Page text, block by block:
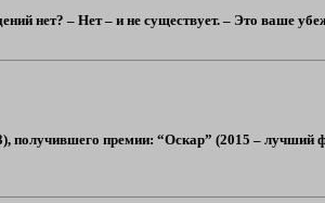
нет? – Нет – и не существует. – Это ваше
премии: “Оскар” (2015 – лучший